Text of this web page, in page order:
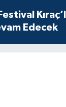
Edecek